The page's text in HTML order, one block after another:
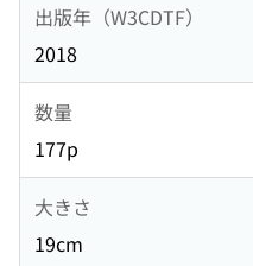
出版年（W3CDTF）
2018
数量
177p
大きさ
19cm